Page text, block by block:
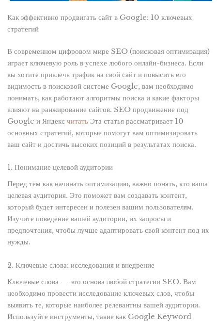
Как эффективно продвигать сайт в Google: 10 ключевых
стратегий
В современном цифровом мире SEO (поисковая оптимизация)
играет ключевую роль в успехе любого онлайн-бизнеса. Если
вы хотите привлечь трафик на свой сайт и повысить его
видимость в поисковой системе Google, вам необходимо
понимать, как работают алгоритмы поиска и какие факторы
влияют на ранжирование сайтов. SEO продвижение под
Google и Яндекс читатьЭта статья рассматривает 10
основных стратегий, которые помогут вам оптимизировать
ваш сайт и достичь высоких позиций в результатах поиска.
1. Понимание целевой аудитории
Перед тем как начинать оптимизацию, важно понять, кто ваша
целевая аудитория. Это поможет вам создавать контент,
который будет интересен и полезен вашим пользователям.
Изучите поведение вашей аудитории, их запросы и
предпочтения, чтобы лучше адаптировать свой контент под их
нужды.
2. Ключевые слова: исследования и внедрение
Ключевые слова — это основа любой стратегии SEO. Вам
необходимо провести исследование ключевых слов, чтобы
выявить те, которые наиболее релевантны вашей аудитории.
Используйте инструменты, такие как Google Keyword